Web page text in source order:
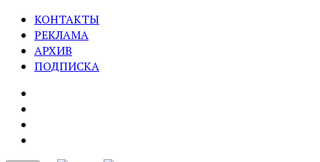
КОНТАКТЫ
РЕКЛАМА
АРХИВ
ПОДПИСКА